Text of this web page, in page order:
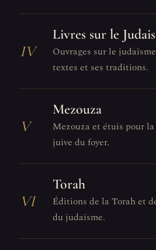
IV
Livres sur le
Ouvrages sur le
textes et ses traditions.
V
Mezouza
Mezouza et étuis pour
juive du foyer.
VI
Torah
Éditions de la Torah et
du judaïsme.